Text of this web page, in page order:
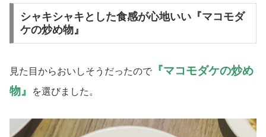
シャキシャキとした食感が心地いい『マコモダ
ケの炒め物』
見た目からおいしそうだったので
『マコモダケの炒め
物』
を選びました。